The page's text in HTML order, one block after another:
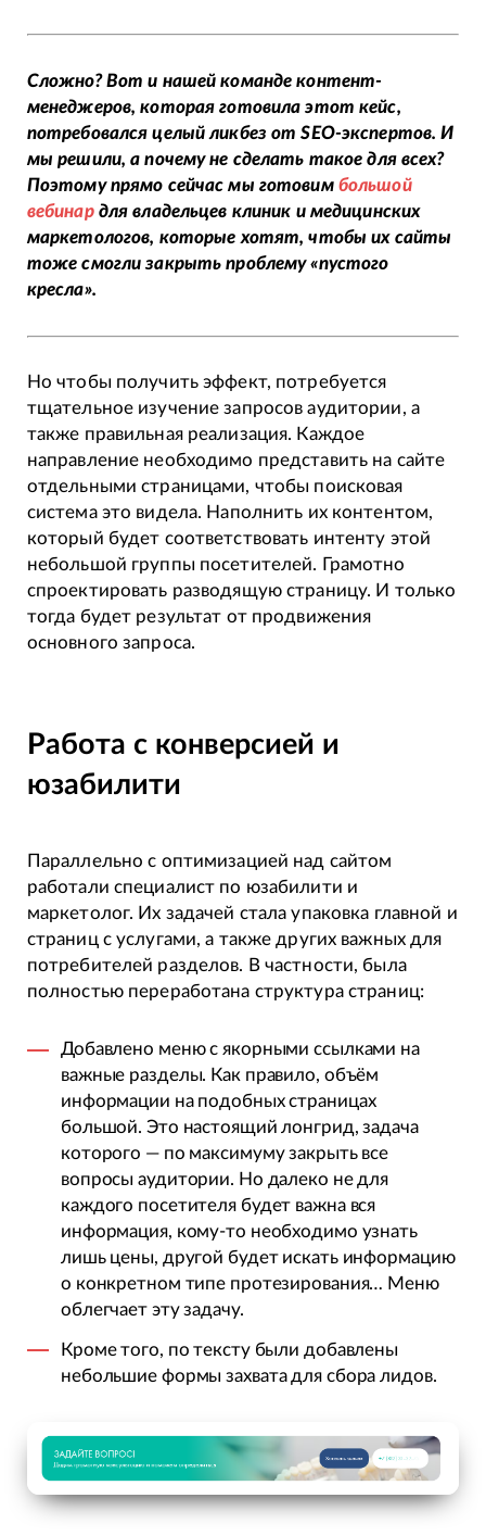
Сложно? Вот и нашей команде контент-
менеджеров, которая готовила этот кейс,
потребовался целый ликбез от SEO-экспертов. И
мы решили, а почему не сделать такое для всех?
Поэтому прямо сейчас мы готовим большой
вебинар для владельцев клиник и медицинских
маркетологов, которые хотят, чтобы их сайты
тоже смогли закрыть проблему «пустого
кресла».
Но чтобы получить эффект, потребуется
тщательное изучение запросов аудитории, а
также правильная реализация. Каждое
направление необходимо представить на сайте
отдельными страницами, чтобы поисковая
система это видела. Наполнить их контентом,
который будет соответствовать интенту этой
небольшой группы посетителей. Грамотно
спроектировать разводящую страницу. И только
тогда будет результат от продвижения
основного запроса.
Работа с конверсией и
юзабилити
Параллельно с оптимизацией над сайтом
работали специалист по юзабилити и
маркетолог. Их задачей стала упаковка главной и
страниц с услугами, а также других важных для
потребителей разделов. В частности, была
полностью переработана структура страниц:
Добавлено меню с якорными ссылками на
важные разделы. Как правило, объём
информации на подобных страницах
большой. Это настоящий лонгрид, задача
которого — по максимуму закрыть все
вопросы аудитории. Но далеко не для
каждого посетителя будет важна вся
информация, кому-то необходимо узнать
лишь цены, другой будет искать информацию
о конкретном типе протезирования… Меню
облегчает эту задачу.
Кроме того, по тексту были добавлены
небольшие формы захвата для сбора лидов.